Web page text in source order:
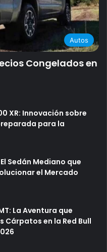
Autos
Congelados en
XR: Innovación sobre
para la
Sedán Mediano que
el Mercado
La Aventura que
Cárpatos en la Red Bull